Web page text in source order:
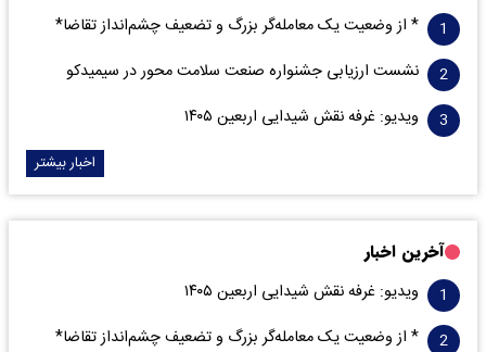
* از وضعیت یک معامله‌گر بزرگ و تضعیف چشم‌انداز تقاضا*
نشست ارزیابی جشنواره صنعت سلامت‌ محور در سیمیدکو
ویدیو: غرفه نقش شیدایی اربعین ۱۴۰۵
اخبار بیشتر
آخرین اخبار
ویدیو: غرفه نقش شیدایی اربعین ۱۴۰۵
* از وضعیت یک معامله‌گر بزرگ و تضعیف چشم‌انداز تقاضا*